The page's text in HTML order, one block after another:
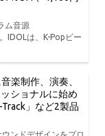
ム音源
IDOLは、K-Popビー
楽制作、演奏、
ショナルに始め
」など2製品